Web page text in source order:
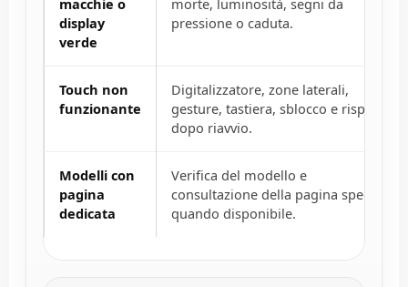
display
verde
pressione o caduta.
Touch non
funzionante
Digitalizzatore, zone laterali,
gesture, tastiera, sblocco e risposta
dopo riavvio.
Modelli con
pagina
dedicata
Verifica del modello e
consultazione della pagina specifica
quando disponibile.